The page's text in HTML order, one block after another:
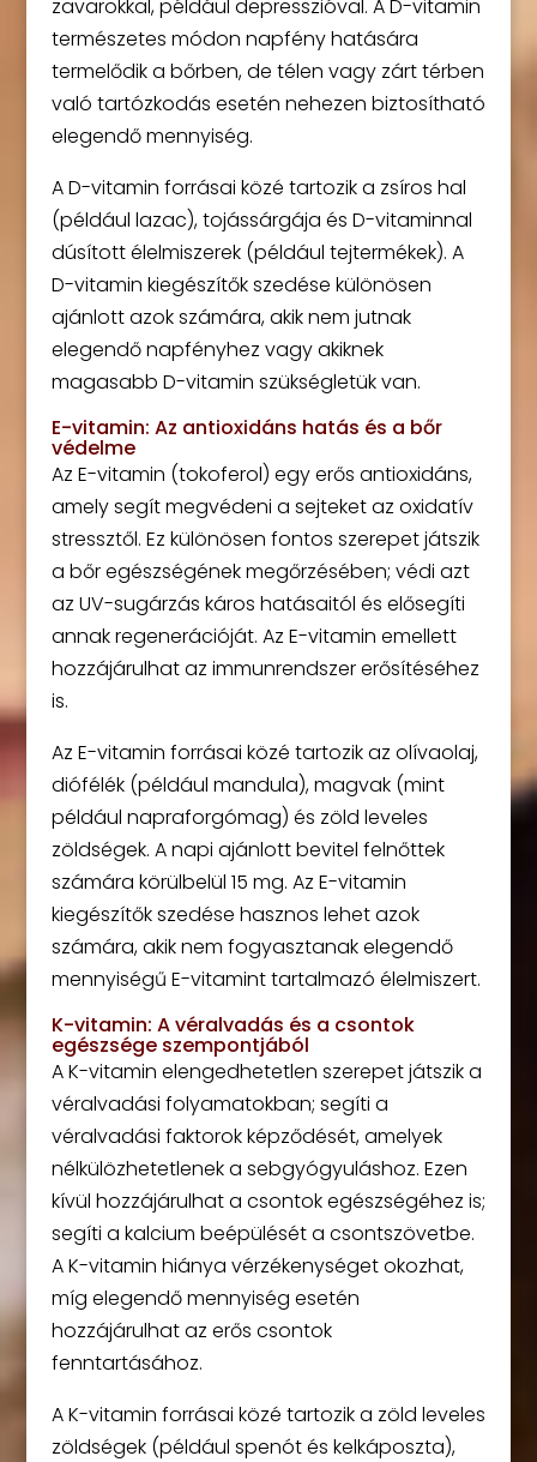
zavarokkal, például depresszióval. A D-vitamin
természetes módon napfény hatására
termelődik a bőrben, de télen vagy zárt térben
való tartózkodás esetén nehezen biztosítható
elegendő mennyiség.
A D-vitamin forrásai közé tartozik a zsíros hal
(például lazac), tojássárgája és D-vitaminnal
dúsított élelmiszerek (például tejtermékek). A
D-vitamin kiegészítők szedése különösen
ajánlott azok számára, akik nem jutnak
elegendő napfényhez vagy akiknek
magasabb D-vitamin szükségletük van.
E-vitamin: Az antioxidáns hatás és a bőr
védelme
Az E-vitamin (tokoferol) egy erős antioxidáns,
amely segít megvédeni a sejteket az oxidatív
stressztől. Ez különösen fontos szerepet játszik
a bőr egészségének megőrzésében; védi azt
az UV-sugárzás káros hatásaitól és elősegíti
annak regenerációját. Az E-vitamin emellett
hozzájárulhat az immunrendszer erősítéséhez
is.
Az E-vitamin forrásai közé tartozik az olívaolaj,
diófélék (például mandula), magvak (mint
például napraforgómag) és zöld leveles
zöldségek. A napi ajánlott bevitel felnőttek
számára körülbelül 15 mg. Az E-vitamin
kiegészítők szedése hasznos lehet azok
számára, akik nem fogyasztanak elegendő
mennyiségű E-vitamint tartalmazó élelmiszert.
K-vitamin: A véralvadás és a csontok
egészsége szempontjából
A K-vitamin elengedhetetlen szerepet játszik a
véralvadási folyamatokban; segíti a
véralvadási faktorok képződését, amelyek
nélkülözhetetlenek a sebgyógyuláshoz. Ezen
kívül hozzájárulhat a csontok egészségéhez is;
segíti a kalcium beépülését a csontszövetbe.
A K-vitamin hiánya vérzékenységet okozhat,
míg elegendő mennyiség esetén
hozzájárulhat az erős csontok
fenntartásához.
A K-vitamin forrásai közé tartozik a zöld leveles
zöldségek (például spenót és kelkáposzta),